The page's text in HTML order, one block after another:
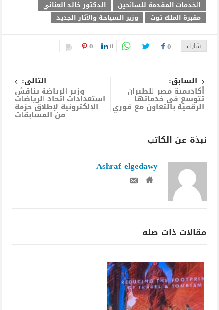
الخدمات المقدمة للسائحين
الدكتور خالد العناني
مقبرة الملك توت
وزير السياحة والآثار الجديد
شارك 0
0
0
السابق:
أكاديمية مصر للطيران
تتوسع في خدماتها
الرقمية بالتعاون مع فوري
التالى:
وزير الرياضة يناقش
استعدادات اتحاد الرياضات
الإلكترونية لإطلاق حزمة
من المسابقات
نبذة عن الكاتب
Ashraf elgedawy
مقالات ذات صله